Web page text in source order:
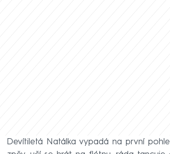
Devítiletá Natálka vypadá na první